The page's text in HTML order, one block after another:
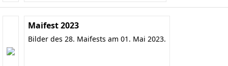
Maifest 2023
Bilder des 28. Maifests am 01. Mai 2023.